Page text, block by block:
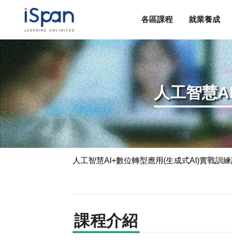
各區課程 就業養成
人工智慧
人工智慧AI+數位轉型應用(生成式AI)實戰訓
課程介紹